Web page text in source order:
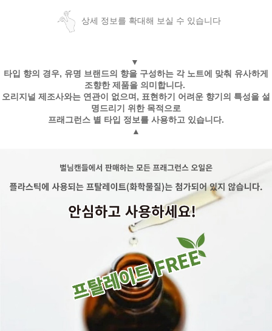
상세 정보를 확대해 보실 수 있습니다
▼
타입 향의 경우, 유명 브랜드의 향을 구성하는 각 노트에 맞춰 유사하게
조향한 제품을 의미합니다.
오리지널 제조사와는 연관이 없으며, 표현하기 어려운 향기의 특성을 설
명드리기 위한 목적으로
프래그런스 별 타입 정보를 사용하고 있습니다.
▲